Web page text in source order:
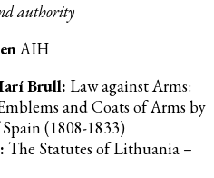
authority
AIH
Brull: Law against Arms:
and Coats of Arms by
(1808-1833)
The Statutes of Lithuania –